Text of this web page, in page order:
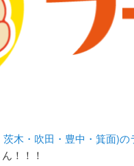
木・吹田・豊中・箕面)
！！！